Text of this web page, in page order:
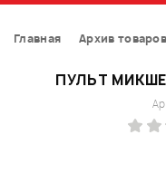
Главная Архив товаров
ПУЛЬТ